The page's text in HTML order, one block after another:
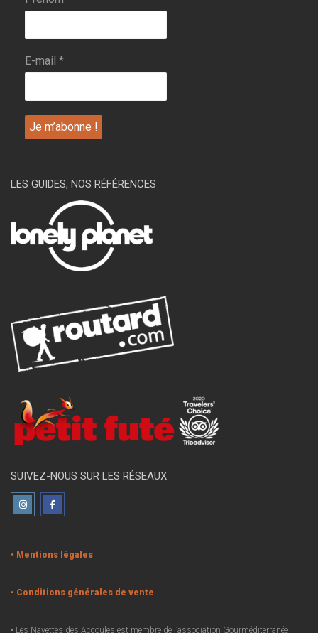
E-mail *
LES GUIDES, NOS RÉFÉRENCES
SUIVEZ-NOUS SUR LES RÉSEAUX
• Mentions légales
• Conditions générales de vente
• Les Navettes des Accoules est membre de l’association Gourméditerranée